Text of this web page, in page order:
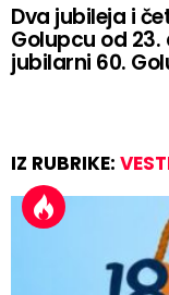
Dva jubileja i
Golupcu od 23.
jubilarni 60.
IZ RUBRIKE: